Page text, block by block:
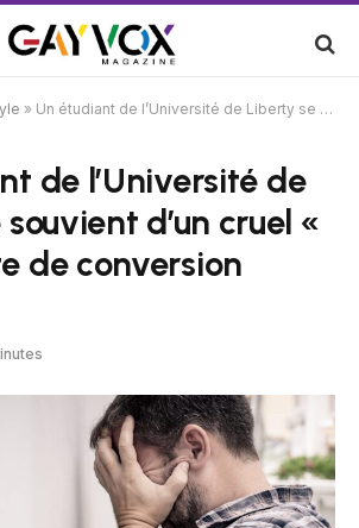
» Un étudiant de l’Université de Liberty se souvient d’un cruel « thérapeute de conversion interne »
de l’Université de
d’un cruel «
de conversion